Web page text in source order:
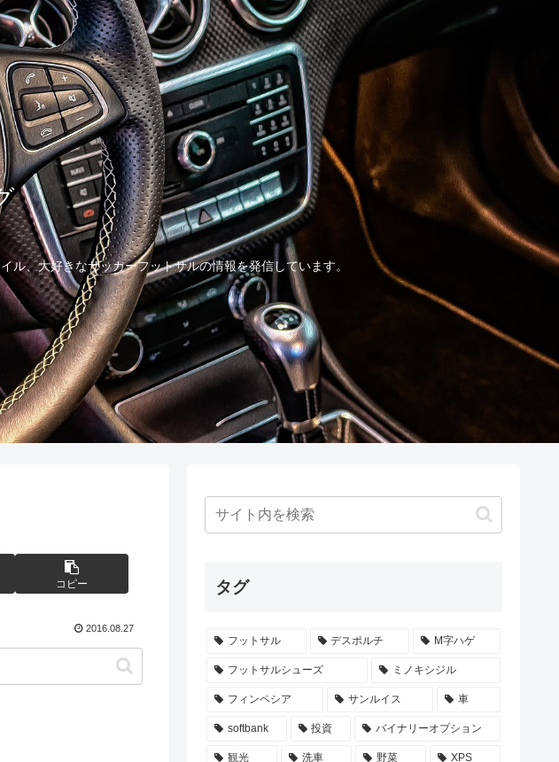
、大好きなサッカーフットサルの情報を発信しています。
コピー
2016.08.27
タグ
フットサル デスポルチ M字ハゲ
フットサルシューズ ミノキシジル
フィンペシア サンルイス 車
softbank 投資 バイナリーオプション
観光 洗車 野菜 XPS